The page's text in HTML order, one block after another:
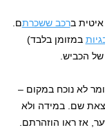
ברכב ששכרתם.
במזומן בלבד)
של הכביש.
לא נוכח במקום –
שם. במידה ולא
אז ראו הוזהרתם.